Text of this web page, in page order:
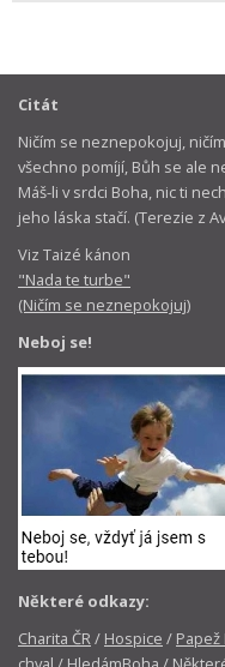
Citát
Ničím se neznepokojuj,
všechno pomíjí, Bůh se ale
Máš-li v srdci Boha, nic ti
jeho láska stačí. (Terezie z
Viz Taizé kánon
"Nada te turbe"
(Ničím se neznepokojuj)
Neboj se!
Některé odkazy:
Charita ČR/ Hospice / Papež